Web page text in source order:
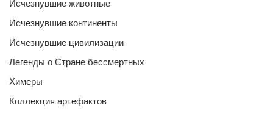
Исчезнувшие животные
Исчезнувшие континенты
Исчезнувшие цивилизации
Легенды о Стране бессмертных
Химеры
Коллекция артефактов